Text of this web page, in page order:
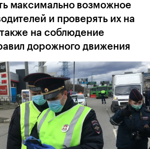
максимально возможное
и проверять их на
на соблюдение
дорожного движения